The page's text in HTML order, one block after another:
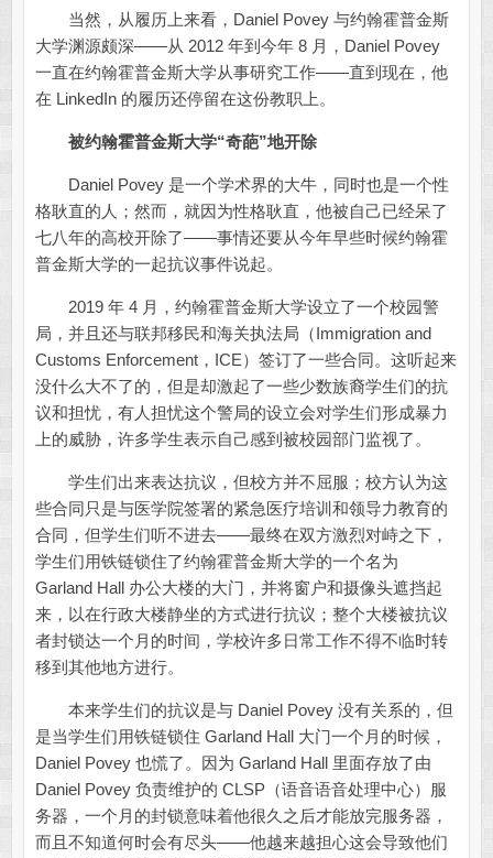
当然，从履历上来看，Daniel Povey 与约翰霍普金斯
大学渊源颇深——从 2012 年到今年 8 月，Daniel Povey
一直在约翰霍普金斯大学从事研究工作——直到现在，他
在 LinkedIn 的履历还停留在这份教职上。
被约翰霍普金斯大学“奇葩”地开除
Daniel Povey 是一个学术界的大牛，同时也是一个性
格耿直的人；然而，就因为性格耿直，他被自己已经呆了
七八年的高校开除了——事情还要从今年早些时候约翰霍
普金斯大学的一起抗议事件说起。
2019 年 4 月，约翰霍普金斯大学设立了一个校园警
局，并且还与联邦移民和海关执法局（Immigration and
Customs Enforcement，ICE）签订了一些合同。这听起来
没什么大不了的，但是却激起了一些少数族裔学生们的抗
议和担忧，有人担忧这个警局的设立会对学生们形成暴力
上的威胁，许多学生表示自己感到被校园部门监视了。
学生们出来表达抗议，但校方并不屈服；校方认为这
些合同只是与医学院签署的紧急医疗培训和领导力教育的
合同，但学生们听不进去——最终在双方激烈对峙之下，
学生们用铁链锁住了约翰霍普金斯大学的一个名为
Garland Hall 办公大楼的大门，并将窗户和摄像头遮挡起
来，以在行政大楼静坐的方式进行抗议；整个大楼被抗议
者封锁达一个月的时间，学校许多日常工作不得不临时转
移到其他地方进行。
本来学生们的抗议是与 Daniel Povey 没有关系的，但
是当学生们用铁链锁住 Garland Hall 大门一个月的时候，
Daniel Povey 也慌了。因为 Garland Hall 里面存放了由
Daniel Povey 负责维护的 CLSP（语音语音处理中心）服
务器，一个月的封锁意味着他很久之后才能放完服务器，
而且不知道何时会有尽头——他越来越担心这会导致他们